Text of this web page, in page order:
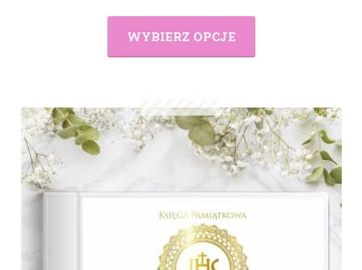
WYBIERZ OPCJE